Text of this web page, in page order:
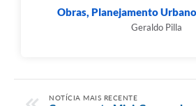
Obras, Planejamento
Geraldo Pilla
NOTÍCIA MAIS RECENTE